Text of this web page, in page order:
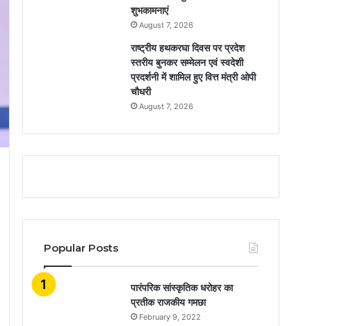
शुभकामनाएं
August 7, 2026
राष्ट्रीय हथकरघा दिवस पर प्रदेश
स्तरीय बुनकर सम्मेलन एवं स्वदेशी
प्रदर्शनी में शामिल हुए वित्त मंत्री ओपी
चौधरी
August 7, 2026
Popular Posts
​​​​​​​पारंपरिक सांस्कृतिक धरोहर का
प्रतीक राजकीय गमछा
February 9, 2022